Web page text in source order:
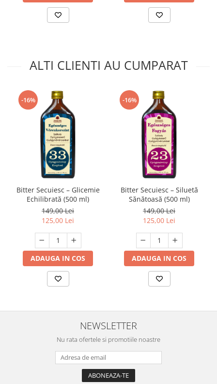
ALTI CLIENTI AU CUMPARAT
-16%
Bitter Secuiesc – Glicemie
Echilibrată (500 ml)
149,00 Lei
125,00 Lei
ADAUGA IN COS
-16%
Bitter Secuiesc – Siluetă
Sănătoasă (500 ml)
149,00 Lei
125,00 Lei
ADAUGA IN COS
NEWSLETTER
Nu rata ofertele si promotiile noastre